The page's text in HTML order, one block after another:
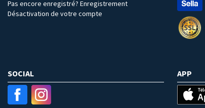
Pas encore enregistré? Enregistrement
Désactivation de votre compte
SOCIAL APP